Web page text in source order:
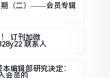
期（二）——会员专辑
订刊加微
联系人
编辑部研究决定：
会员的